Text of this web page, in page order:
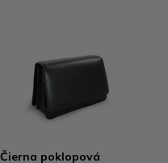
Čierna poklopová